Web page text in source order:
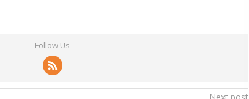
Follow Us